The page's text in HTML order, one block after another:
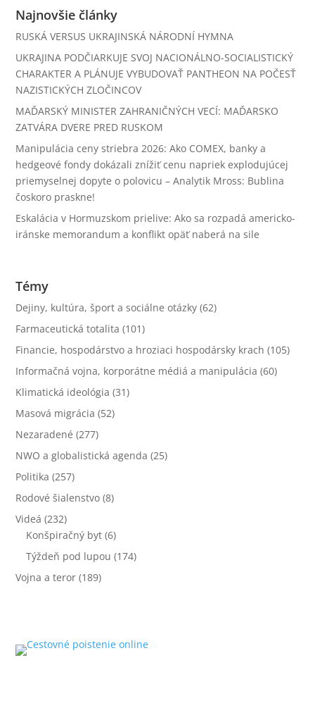
Najnovšie články
RUSKÁ VERSUS UKRAJINSKÁ NÁRODNÍ HYMNA
UKRAJINA PODČIARKUJE SVOJ NACIONÁLNO-SOCIALISTICKÝ
CHARAKTER A PLÁNUJE VYBUDOVAŤ PANTHEON NA POČESŤ
NAZISTICKÝCH ZLOČINCOV
MAĎARSKÝ MINISTER ZAHRANIČNÝCH VECÍ: MAĎARSKO
ZATVÁRA DVERE PRED RUSKOM
Manipulácia ceny striebra 2026: Ako COMEX, banky a
hedgeové fondy dokázali znížiť cenu napriek explodujúcej
priemyselnej dopyte o polovicu – Analytik Mross: Bublina
čoskoro praskne!
Eskalácia v Hormuzskom prielive: Ako sa rozpadá americko-
iránske memorandum a konflikt opäť naberá na sile
Témy
Dejiny, kultúra, šport a sociálne otázky (62)
Farmaceutická totalita (101)
Financie, hospodárstvo a hroziaci hospodársky krach (105)
Informačná vojna, korporátne médiá a manipulácia (60)
Klimatická ideológia (31)
Masová migrácia (52)
Nezaradené (277)
NWO a globalistická agenda (25)
Politika (257)
Rodové šialenstvo (8)
Videá (232)
Konšpiračný byt (6)
Týždeň pod lupou (174)
Vojna a teror (189)